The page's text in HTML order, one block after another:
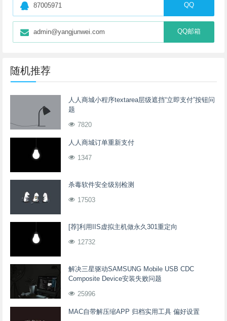
87005971 QQ
admin@yangjunwei.com QQ邮箱
随机推荐
人人商城小程序textarea层级遮挡“立即支付”按钮问
题
7820
人人商城订单重新支付
1347
杀毒软件安全级别检测
17503
[荐]利用IIS虚拟主机做永久301重定向
12732
解决三星驱动SAMSUNG Mobile USB CDC
Composite Device安装失败问题
25996
MAC自带解压缩APP 归档实用工具 偏好设置